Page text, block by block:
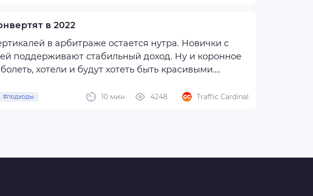
в 2022
в арбитраже остается нутра. Новички с
поддерживают стабильный доход. Ну и коронное
хотели и будут хотеть быть красивыми.
#подходы 10 мин 4248 Traffic Cardinal